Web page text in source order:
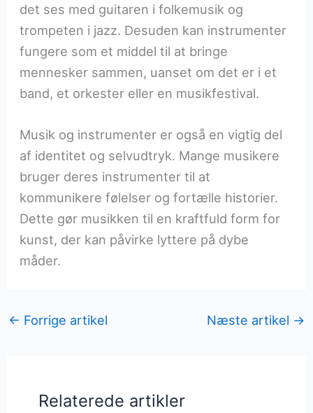
det ses med guitaren i folkemusik og
trompeten i jazz. Desuden kan instrumenter
fungere som et middel til at bringe
mennesker sammen, uanset om det er i et
band, et orkester eller en musikfestival.
Musik og instrumenter er også en vigtig del
af identitet og selvudtryk. Mange musikere
bruger deres instrumenter til at
kommunikere følelser og fortælle historier.
Dette gør musikken til en kraftfuld form for
kunst, der kan påvirke lyttere på dybe
måder.
← Forrige artikel Næste artikel →
Relaterede artikler